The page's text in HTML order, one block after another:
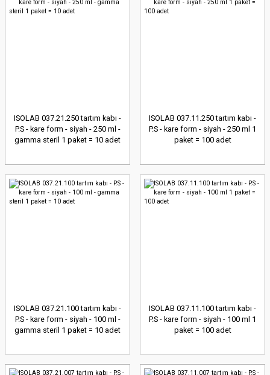
ISOLAB 037.21.250 tartım kabı -
P.S - kare form - siyah - 250 ml -
gamma steril 1 paket = 10 adet
ISOLAB 037.11.250 tartım kabı -
P.S - kare form - siyah - 250 ml 1
paket = 100 adet
ISOLAB 037.21.100 tartım kabı -
P.S - kare form - siyah - 100 ml -
gamma steril 1 paket = 10 adet
ISOLAB 037.11.100 tartım kabı -
P.S - kare form - siyah - 100 ml 1
paket = 100 adet